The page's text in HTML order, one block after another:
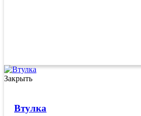
Закрыть
Втулка